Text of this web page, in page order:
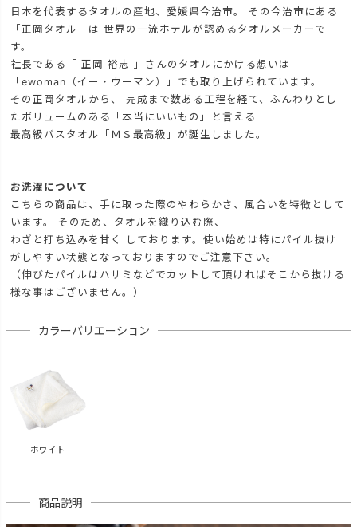
日本を代表するタオルの産地、愛媛県今治市。 その今治市にある
「正岡タオル」は 世界の一流ホテルが認めるタオルメーカーで
す。
社長である「 正岡 裕志 」さんのタオルにかける想いは
「ewoman（イー・ウーマン）」でも取り上げられています。
その正岡タオルから、 完成まで数ある工程を経て、ふんわりとし
たボリュームのある「本当にいいもの」と言える
最高級バスタオル「ＭＳ最高級」が誕生しました。
お洗濯について
こちらの商品は、手に取った際のやわらかさ、風合いを特徴として
います。 そのため、タオルを織り込む際、
わざと打ち込みを甘く しております。使い始めは特にパイル抜け
がしやすい状態となっておりますのでご注意下さい。
（伸びたパイルはハサミなどでカットして頂ければそこから抜ける
様な事はございません。）
カラーバリエーション
ホワイト
商品説明